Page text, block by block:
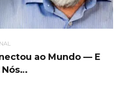
ao Mundo — E
Nós…